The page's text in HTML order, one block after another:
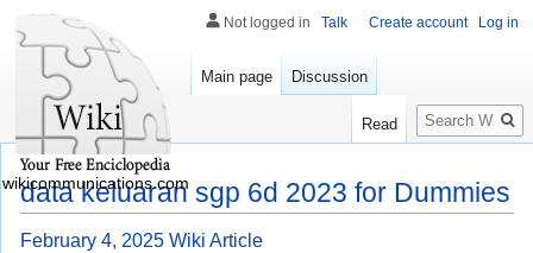
data keluaran sgp 6d 2023 for Dummies
February 4, 2025 Wiki Article
Not logged in Talk Create account Log in
Main page Discussion
Read
Search
wikicommunications.com